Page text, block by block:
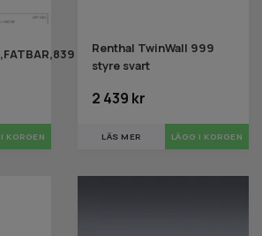
Renthal TwinWall 999
styre svart
2 439 kr
LÄS MER